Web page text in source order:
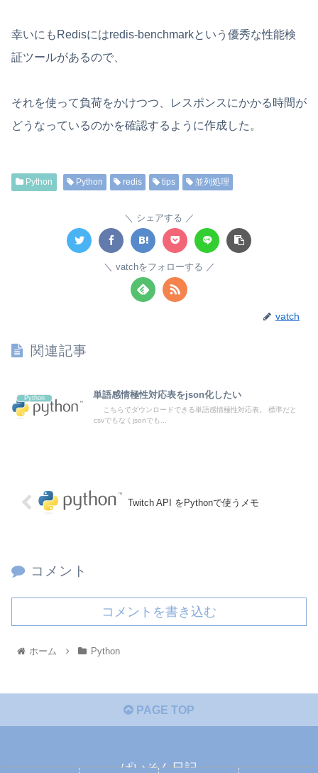
幸いにもRedisにはredis-benchmarkという優秀な性能検
証ツールがあるので、
それを使って負荷をかけつつ、レスポンスにかかる時間が
どうなっているのかを確認するように作成した。
Python Python redis tips 並列処理
シェアする
vatchをフォローする
vatch
関連記事
Python 単語感情極性対応表をjson化したい
こちらでダウンロードできる単語感情極性対応表。 標準だと
csvでもなくjsonでも...
Twitch API をPythonで使うメモ
コメント
コメントを書き込む
ホーム Python
PAGE TOP
ぱいそん日記